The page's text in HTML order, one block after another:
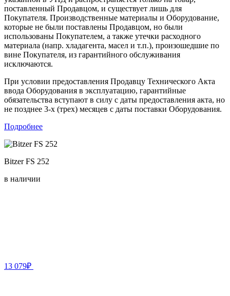
поставленный Продавцом, и существует лишь для
Покупателя. Производственные материалы и Оборудование,
которые не были поставлены Продавцом, но были
использованы Покупателем, а также утечки расходного
материала (напр. хладагента, масел и т.п.), произошедшие по
вине Покупателя, из гарантийного обслуживания
исключаются.
При условии предоставления Продавцу Технического Акта
ввода Оборудования в эксплуатацию, гарантийные
обязательства вступают в силу с даты предоставления акта, но
не позднее 3-х (трех) месяцев с даты поставки Оборудования.
Подробнее
Bitzer FS 252
в наличии
13 079₽